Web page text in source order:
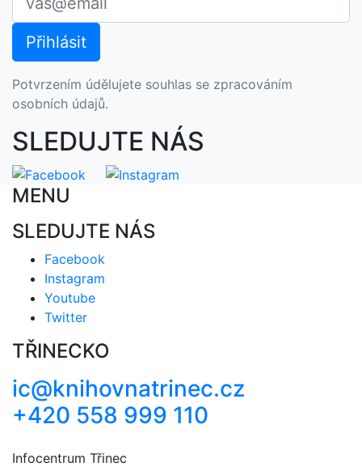
Potvrzením údělujete souhlas se zpracováním
osobních údajů.
SLEDUJTE NÁS
MENU
SLEDUJTE NÁS
Facebook
Instagram
Youtube
Twitter
TŘINECKO
ic@knihovnatrinec.cz
+420 558 999 110
Infocentrum Třinec